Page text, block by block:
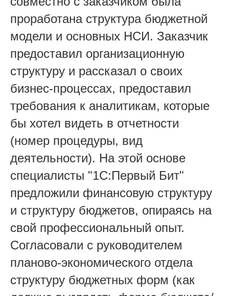
проработана структура бюджетной
модели и основных НСИ. Заказчик
предоставил организационную
структуру и рассказал о своих
бизнес-процессах, предоставил
требования к аналитикам, которые
бы хотел видеть в отчетности
(номер процедуры, вид
деятельности). На этой основе
специалисты "1С:Первый Бит"
предложили финансовую структуру
и структуру бюджетов, опираясь на
свой профессиональный опыт.
Согласовали с руководителем
планово-экономического отдела
структуру бюджетных форм (как